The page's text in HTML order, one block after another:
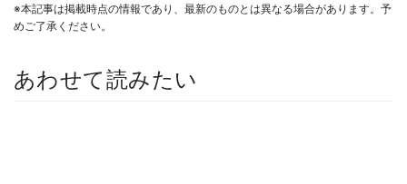
※本記事は掲載時点の情報であり、最新のものとは異なる場合があります。予
めご了承ください。
あわせて読みたい